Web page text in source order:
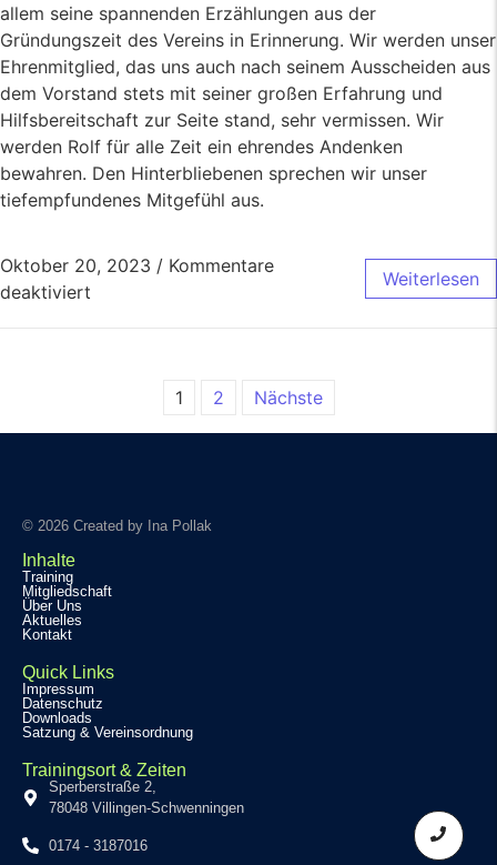
allem seine spannenden Erzählungen aus der
Gründungszeit des Vereins in Erinnerung. Wir werden unser
Ehrenmitglied, das uns auch nach seinem Ausscheiden aus
dem Vorstand stets mit seiner großen Erfahrung und
Hilfsbereitschaft zur Seite stand, sehr vermissen. Wir
werden Rolf für alle Zeit ein ehrendes Andenken
bewahren. Den Hinterbliebenen sprechen wir unser
tiefempfundenes Mitgefühl aus.
Oktober 20, 2023 / Kommentare
deaktiviert
Weiterlesen
1 2 Nächste
© 2026 Created by Ina Pollak
Inhalte
Training
Mitgliedschaft
Über Uns
Aktuelles
Kontakt
Quick Links
Impressum
Datenschutz
Downloads
Satzung & Vereinsordnung
Trainingsort & Zeiten
Sperberstraße 2,
78048 Villingen-Schwenningen
0174 - 3187016